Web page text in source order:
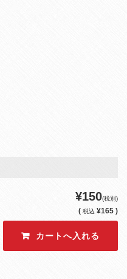
¥150(税別)
( 税込 ¥165 )